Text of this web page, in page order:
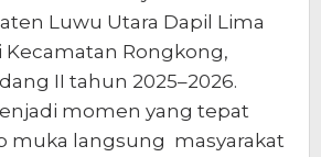
Luwu Utara Dapil Lima
Kecamatan Rongkong,
II tahun 2025–2026.
momen yang tepat
muka langsung masyarakat